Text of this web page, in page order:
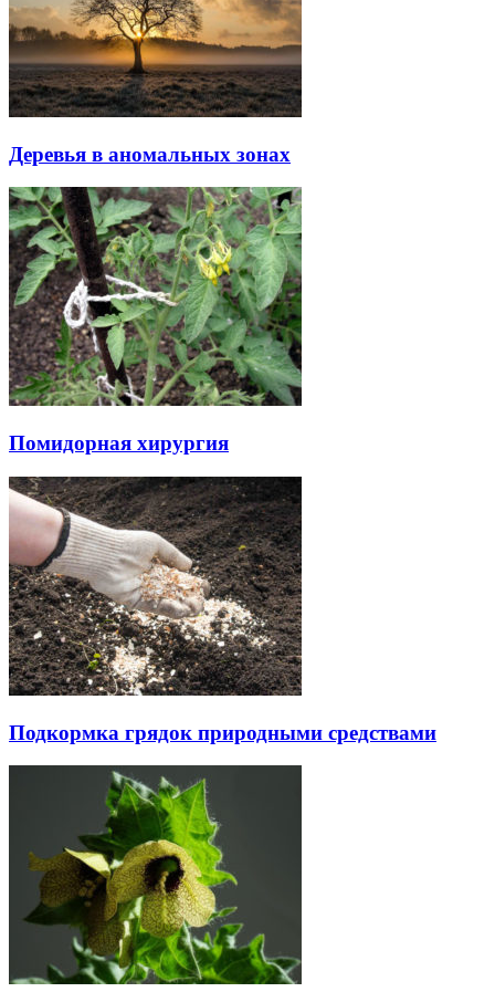
Деревья в аномальных зонах
Помидорная хирургия
Подкормка грядок природными средствами